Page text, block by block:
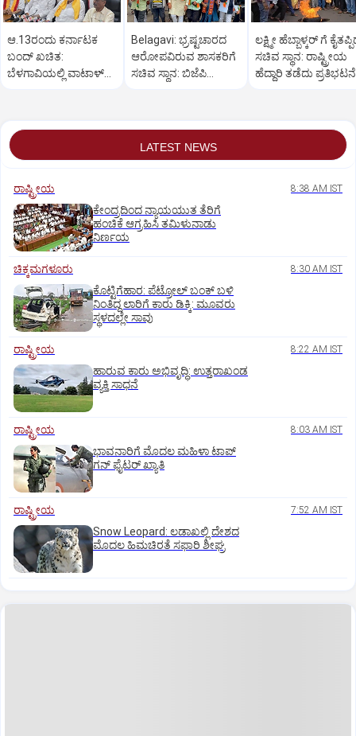
ಆ.13ರಂದು ಕರ್ನಾಟಕ
ಬಂದ್ ಖಚಿತ:
ಬೆಳಗಾವಿಯಲ್ಲಿ ವಾಟಾಳ್
Belagavi: ಭ್ರಷ್ಟಚಾರದ
ಆರೋಪವಿರುವ ಶಾಸಕರಿಗೆ
ಸಚಿವ ಸ್ಥಾನ: ಬಿಜೆಪಿ
ಲಕ್ಷ್ಮೀ ಹೆಬ್ಬಾಳ್ಕರ್ ಗೆ
ಸಚಿವ ಸ್ಥಾನ: ರಾಷ್ಟ್ರೀಯ
ಹೆದ್ದಾರಿ ತಡೆದು ಪ್ರತಿಭಟನೆ
LATEST NEWS
ರಾಷ್ಟ್ರೀಯ 8:38 AM IST
ಕೇಂದ್ರದಿಂದ ನ್ಯಾಯಯುತ ತೆರಿಗೆ
ಹಂಚಿಕೆ ಆಗ್ರಹಿಸಿ ತಮಿಳುನಾಡು
ನಿರ್ಣಯ
ಚಿಕ್ಕಮಗಳೂರು 8:30 AM IST
ಕೊಟ್ಟಿಗೆಹಾರ: ಪೆಟ್ರೋಲ್ ಬಂಕ್ ಬಳಿ
ನಿಂತಿದ್ದ ಲಾರಿಗೆ ಕಾರು ಡಿಕ್ಕಿ: ಮೂವರು
ಸ್ಥಳದಲ್ಲೇ ಸಾವು
ರಾಷ್ಟ್ರೀಯ 8:22 AM IST
ಹಾರುವ ಕಾರು ಅಭಿವೃದ್ಧಿ: ಉತ್ತರಾಖಂಡ
ವ್ಯಕ್ತಿ ಸಾಧನೆ
ರಾಷ್ಟ್ರೀಯ 8:03 AM IST
ಭಾವನಾರಿಗೆ ಮೊದಲ ಮಹಿಳಾ ಟಾಪ್‌
ಗನ್‌ ಫೈಟರ್‌ ಖ್ಯಾತಿ
ರಾಷ್ಟ್ರೀಯ 7:52 AM IST
Snow Leopard: ಲಡಾಖಲ್ಲಿ ದೇಶದ
ಮೊದಲ ಹಿಮಚಿರತೆ ಸಫಾರಿ ಶೀಘ್ರ